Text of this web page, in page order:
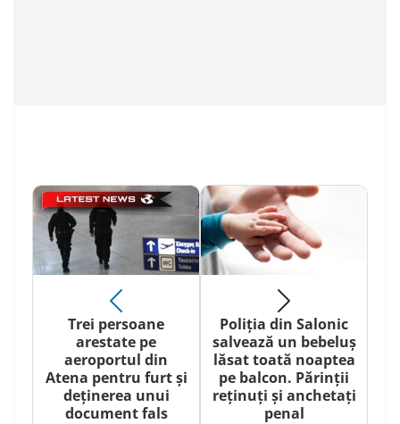
Trei persoane
arestate pe
aeroportul din
Atena pentru furt și
deținerea unui
document fals
Poliția din Salonic
salvează un bebeluș
lăsat toată noaptea
pe balcon. Părinții
reținuți și anchetați
penal